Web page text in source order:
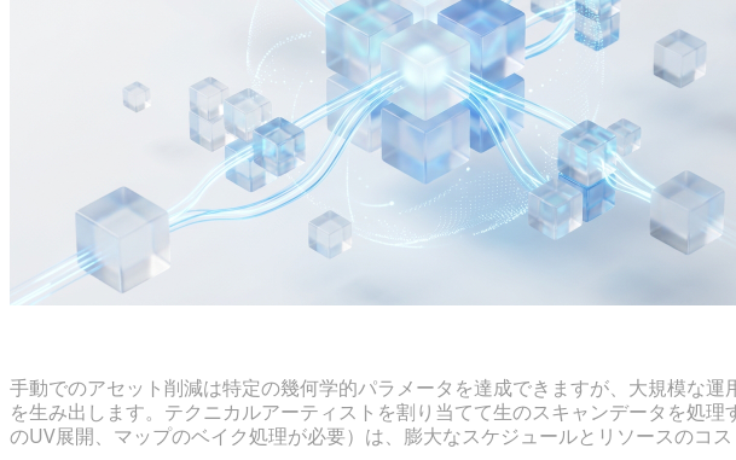
手動でのアセット削減は特定の幾何学的パラメータを達成できますが、大規模な
を生み出します。テクニカルアーティストを割り当てて生のスキャンデータを処
のUV展開、マップのベイク処理が必要）は、膨大なスケジュールとリソースのコス